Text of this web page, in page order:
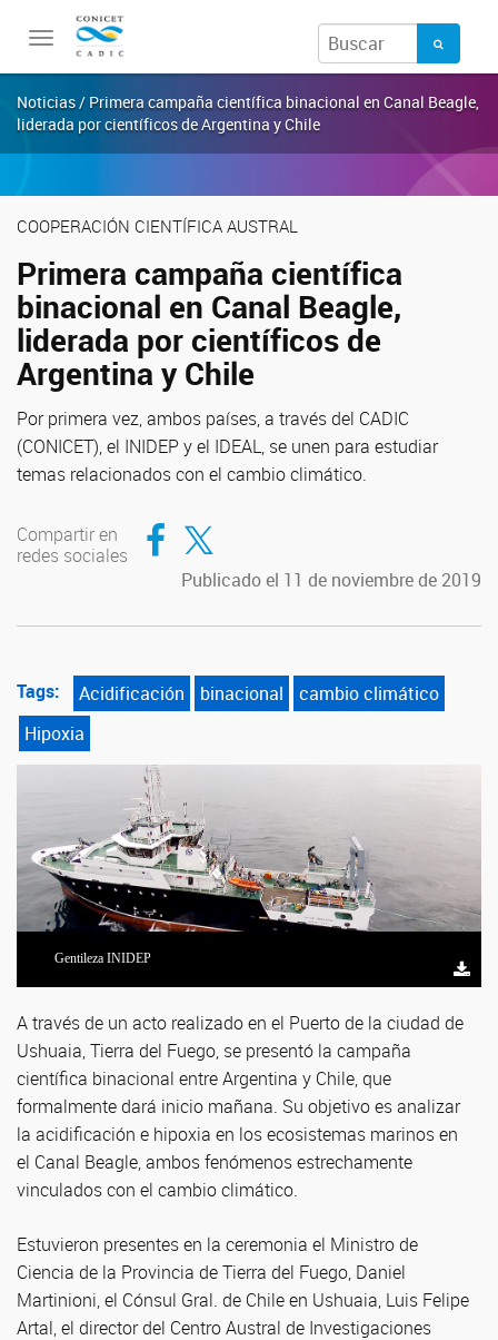
Toggle
Noticias / Primera campaña científica binacional en Canal Beagle,
liderada por científicos de Argentina y Chile
COOPERACIÓN CIENTÍFICA AUSTRAL
Primera campaña científica
binacional en Canal Beagle,
liderada por científicos de
Argentina y Chile
Por primera vez, ambos países, a través del CADIC
(CONICET), el INIDEP y el IDEAL, se unen para estudiar
temas relacionados con el cambio climático.
Compartir en
redes sociales
Compartir en Facebook
Compartir en Twitter
Publicado el 11 de noviembre de 2019
Tags: Acidificación binacional
cambio climático
Hipoxia
Gentileza INIDEP
A través de un acto realizado en el Puerto de la ciudad de
Ushuaia, Tierra del Fuego, se presentó la campaña
científica binacional entre Argentina y Chile, que
formalmente dará inicio mañana. Su objetivo es analizar
la acidificación e hipoxia en los ecosistemas marinos en
el Canal Beagle, ambos fenómenos estrechamente
vinculados con el cambio climático.
Estuvieron presentes en la ceremonia el Ministro de
Ciencia de la Provincia de Tierra del Fuego, Daniel
Martinioni, el Cónsul Gral. de Chile en Ushuaia, Luis Felipe
Artal, el director del Centro Austral de Investigaciones